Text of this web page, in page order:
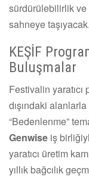
sürdürülebilirlik ve
sahneye taşıyacak.
KEŞİF
Buluşmalar
Festivalin yaratıcı
dışındaki
“Bedenlenme”
Genwise iş
yaratıcı üretim
yıllık bağcılık